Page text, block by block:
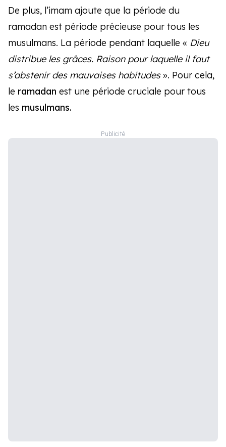
De plus, l’imam ajoute que la période du
ramadan est période précieuse pour tous les
musulmans. La période pendant laquelle « Dieu
distribue les grâces. Raison pour laquelle il faut
s’abstenir des mauvaises habitudes». Pour cela,
le ramadan est une période cruciale pour tous
les musulmans.